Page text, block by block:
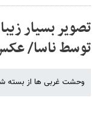
تصویر بسیار
توسط ناسا/
وحشت غربی ها از بسته